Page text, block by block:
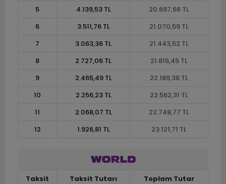
5
4.139,53 TL
20.697,66 TL
6
3.511,76 TL
21.070,59 TL
7
3.063,36 TL
21.443,52 TL
8
2.727,06 TL
21.816,45 TL
9
2.465,49 TL
22.189,38 TL
10
2.256,23 TL
22.562,31 TL
11
2.068,07 TL
22.748,77 TL
12
1.926,81 TL 23.121,71 TL
Taksit Taksit Tutarı
Toplam Tutar